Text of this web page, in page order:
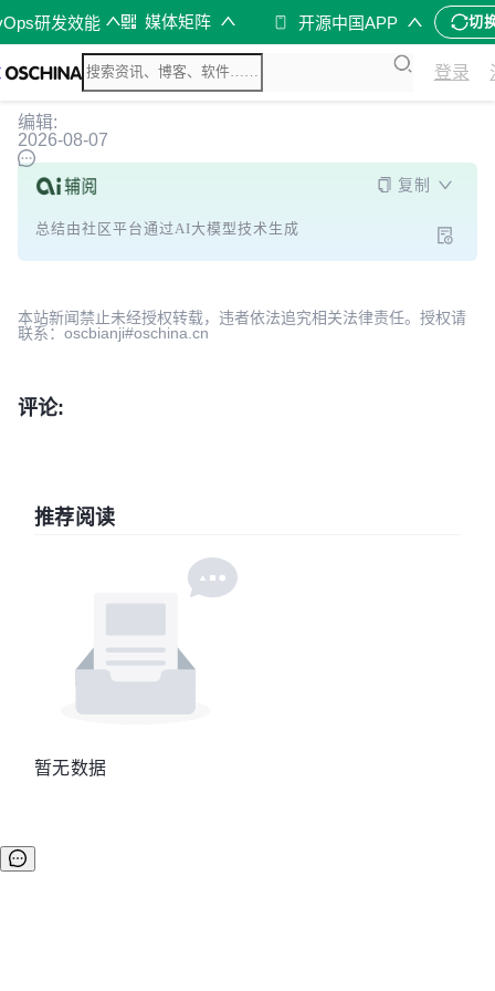
研发效能 媒体矩阵 开源中国APP 切
登录
编辑:
2026-08-07
复制
总结由社区平台通过AI大模型技术生成
本站新闻禁止未经授权转载，违者依法追究相关法律责任。授权请
联系：oscbianji#oschina.cn
评论:
推荐阅读
暂无数据